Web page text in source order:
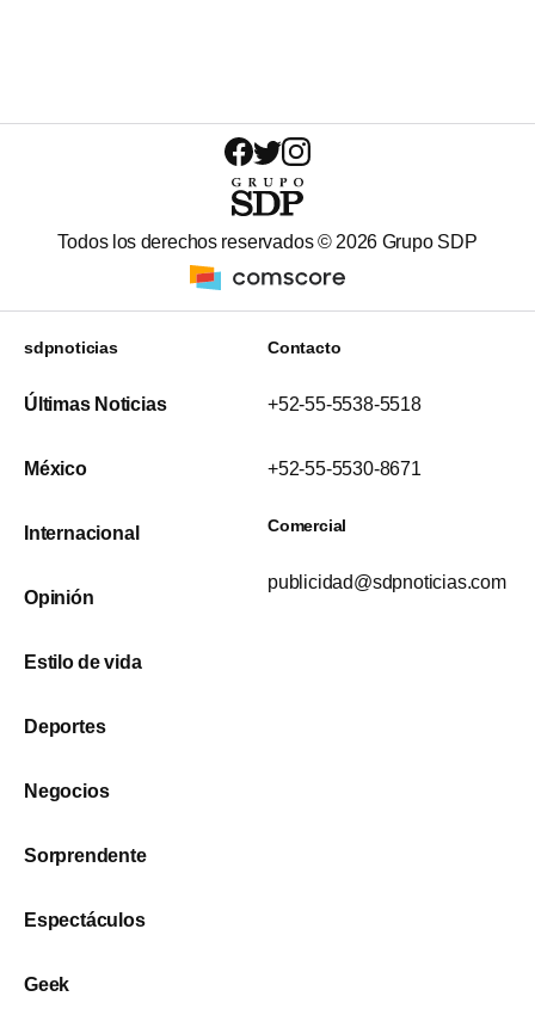
Todos los derechos reservados © 2026 Grupo SDP
sdpnoticias
Últimas Noticias
México
Internacional
Opinión
Estilo de vida
Deportes
Negocios
Sorprendente
Espectáculos
Geek
Contacto
+52-55-5538-5518
+52-55-5530-8671
Comercial
publicidad@sdpnoticias.com